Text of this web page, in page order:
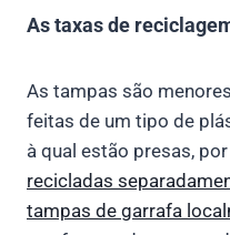
As taxas de
As tampas são
feitas de um tipo de
à qual estão presas,
recicladas
tampas de garrafa